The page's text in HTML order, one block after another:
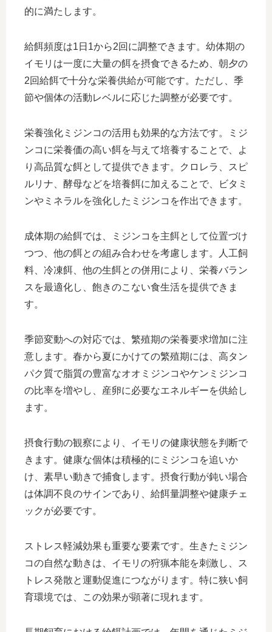
的に満たします。
給餌頻度は1日1から2回に調整できます。幼体期の
イモリは一度に大量の餌を摂食できるため、朝夕の
2回給餌で十分な栄養供給が可能です。ただし、季
節や個体の活動レベルに応じた調整が必要です。
栄養強化ミジンコの活用も効果的な方法です。ミジ
ンコに栄養価の高い餌を与えて培養することで、よ
り高品質な餌として提供できます。クロレラ、スピ
ルリナ、酵母などを培養餌に加えることで、ビタミ
ンやミネラルを強化したミジンコを作出できます。
成体期の給餌では、ミジンコを主餌として位置づけ
つつ、他の餌との組み合わせを考慮します。人工飼
料、冷凍餌、他の生餌との併用により、栄養バラン
スを最適化し、飽きのこない食生活を提供できま
す。
季節変動への対応では、繁殖期の栄養要求増加に注
意します。春から夏にかけての繁殖期には、高タン
パク質で脂質の豊富なオオミジンコやケンミジンコ
の比率を増やし、産卵に必要なエネルギーを供給し
ます。
摂食行動の観察により、イモリの健康状態を判断で
きます。健康な個体は積極的にミジンコを追いか
け、素早い動きで捕食します。摂食行動が鈍い場合
は体調不良のサインであり、給餌量調整や健康チェ
ックが必要です。
ストレス軽減効果も重要な要素です。生きたミジン
コの自然な動きは、イモリの狩猟本能を刺激し、ス
トレス発散と運動促進につながります。特に狭い飼
育環境では、この効果が顕著に現れます。